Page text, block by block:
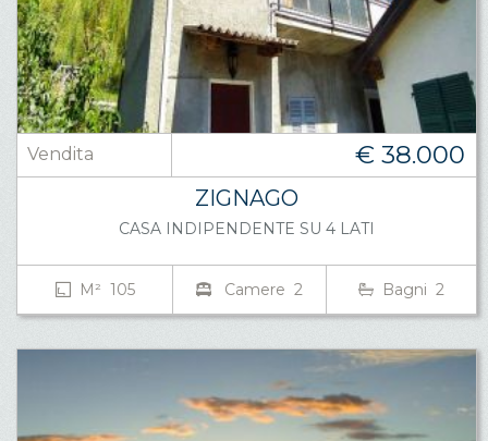
Vendita € 38.000
ZIGNAGO
CASA INDIPENDENTE SU 4 LATI
M² 105 Camere 2 Bagni 2